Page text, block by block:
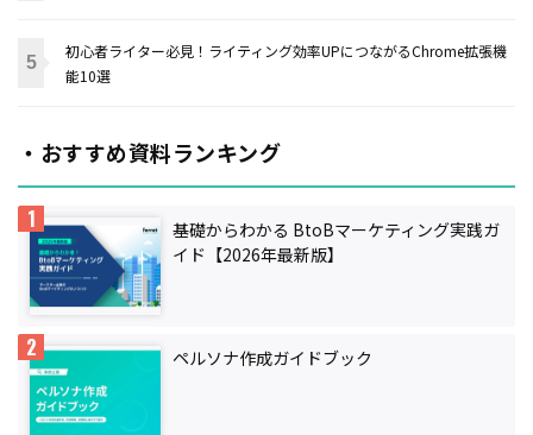
初心者ライター必見！ライティング効率UPにつながるChrome拡張機
能10選
・おすすめ資料ランキング
基礎からわかる BtoBマーケティング実践ガ
イド【2026年最新版】
ペルソナ作成ガイドブック